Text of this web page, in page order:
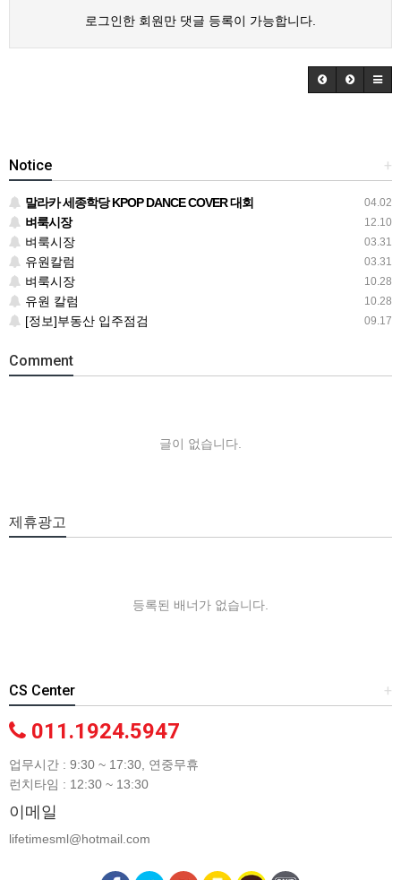
로그인한 회원만 댓글 등록이 가능합니다.
+
Notice
04.02
말라카 세종학당 KPOP DANCE COVER 대회
12.10
벼룩시장
03.31
벼룩시장
03.31
유원칼럼
10.28
벼룩시장
10.28
유원 칼럼
09.17
[정보]부동산 입주점검
Comment
글이 없습니다.
제휴광고
등록된 배너가 없습니다.
+
CS Center
011.1924.5947
업무시간 : 9:30 ~ 17:30, 연중무휴
런치타임 : 12:30 ~ 13:30
이메일
lifetimesml@hotmail.com